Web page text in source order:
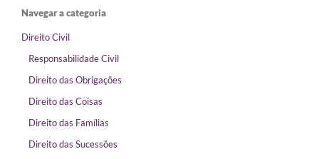
Navegar a categoria
Direito Civil
Responsabilidade Civil
Direito das Obrigações
Direito das Coisas
Direito das Famílias
Direito das Sucessões